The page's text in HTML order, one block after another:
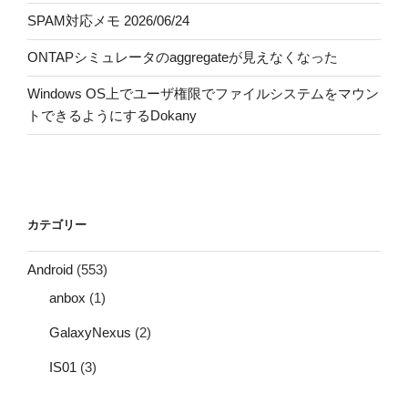
SPAM対応メモ 2026/06/24
ONTAPシミュレータのaggregateが見えなくなった
Windows OS上でユーザ権限でファイルシステムをマウン
トできるようにするDokany
カテゴリー
Android (553)
anbox (1)
GalaxyNexus (2)
IS01 (3)